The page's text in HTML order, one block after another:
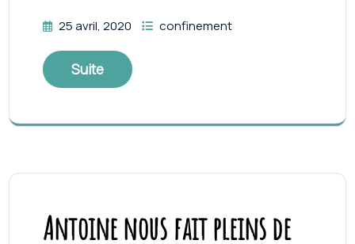
25 avril, 2020 confinement
Suite
Antoine nous fait pleins de